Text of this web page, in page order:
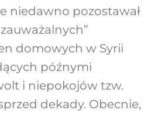
niedawno pozostawał
domowych w Syrii
późnymi
i niepokojów tzw.
dekady. Obecnie,